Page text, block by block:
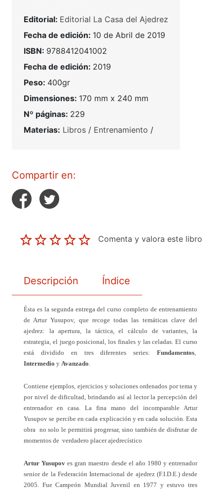
Editorial: Editorial La Casa del Ajedrez
Fecha de edición: 10 de Abril de 2019
ISBN: 9788412041002
Fecha de edición: 2019
Peso: 400gr
Dimensiones: 170 mm x 240 mm
Nº páginas: 229
Materias: Libros / Entrenamiento /
Compartir en:
Comenta y valora este libro
Descripción Índice
Ésta es la segunda entrega del curso completo de entrenamiento
de Artur Yusupov, que recoge todas las temáticas clave del
ajedrez: la apertura, la táctica, el cálculo de variantes, la
estrategia, el juego posicional, los finales y las celadas. El curso
está dividido en tres diferentes series: Fundamentos
Intermedio y Avanzado
Contiene ejemplos, ejercicios y soluciones ordenados por tema y
por nivel de dificultad, brindando así al lector la percepción del
entrenador en casa. La fina mano del incomparable Artur
Yusupov se percibe en cada explicación y en cada solución. Esta
obra no solo le permitirá progresar, sino también de disfrutar de
momentos de verdadero placer ajedrecístico
Artur Yusupov es gran maestro desde el año 1980 y entrenador
senior de la Federación Internacional de ajedrez (F.I.D.E.) desde
2005. Fue Campeón Mundial Juvenil en 1977 y estuvo tres